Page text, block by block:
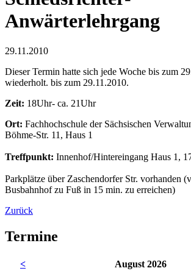
Anwärterlehrgang
29.11.2010
Dieser Termin hatte sich jede Woche bis zum
wiederholt. bis zum 29.11.2010.
Zeit: 18Uhr- ca. 21Uhr
Ort: Fachhochschule der Sächsischen
Böhme-Str. 11, Haus 1
Treffpunkt: Innenhof/Hintereingang Haus 1,
Parkplätze über Zaschendorfer Str. vorhanden
Busbahnhof zu Fuß in 15 min. zu erreichen)
Zurück
Termine
<
August 2026